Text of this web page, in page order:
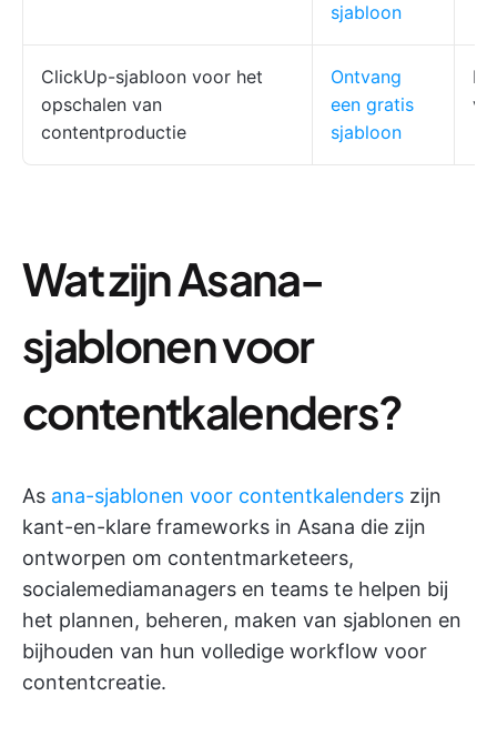
sjabloon
ClickUp-sjabloon voor het
opschalen van
contentproductie
Ontvang
een gratis
sjabloon
Wat zijn Asana-
sjablonen voor
contentkalenders?
As ana-sjablonen voor contentkalenders zijn
kant-en-klare frameworks in Asana die zijn
ontworpen om contentmarketeers,
socialemediamanagers en teams te helpen bij
het plannen, beheren, maken van sjablonen en
bijhouden van hun volledige workflow voor
contentcreatie.